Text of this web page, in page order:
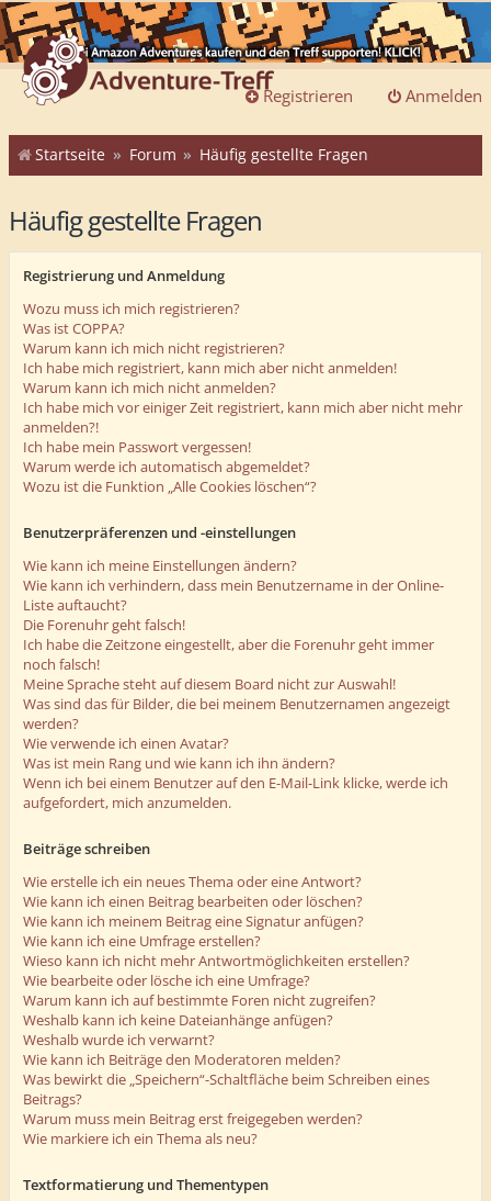
Anmelden
Registrieren
Startseite Forum Häufig gestellte Fragen
Häufig gestellte Fragen
Registrierung und Anmeldung
Wozu muss ich mich registrieren?
Was ist COPPA?
Warum kann ich mich nicht registrieren?
Ich habe mich registriert, kann mich aber nicht anmelden!
Warum kann ich mich nicht anmelden?
Ich habe mich vor einiger Zeit registriert, kann mich aber nicht mehr
anmelden?!
Ich habe mein Passwort vergessen!
Warum werde ich automatisch abgemeldet?
Wozu ist die Funktion „Alle Cookies löschen“?
Benutzerpräferenzen und -einstellungen
Wie kann ich meine Einstellungen ändern?
Wie kann ich verhindern, dass mein Benutzername in der Online-
Liste auftaucht?
Die Forenuhr geht falsch!
Ich habe die Zeitzone eingestellt, aber die Forenuhr geht immer
noch falsch!
Meine Sprache steht auf diesem Board nicht zur Auswahl!
Was sind das für Bilder, die bei meinem Benutzernamen angezeigt
werden?
Wie verwende ich einen Avatar?
Was ist mein Rang und wie kann ich ihn ändern?
Wenn ich bei einem Benutzer auf den E-Mail-Link klicke, werde ich
aufgefordert, mich anzumelden.
Beiträge schreiben
Wie erstelle ich ein neues Thema oder eine Antwort?
Wie kann ich einen Beitrag bearbeiten oder löschen?
Wie kann ich meinem Beitrag eine Signatur anfügen?
Wie kann ich eine Umfrage erstellen?
Wieso kann ich nicht mehr Antwortmöglichkeiten erstellen?
Wie bearbeite oder lösche ich eine Umfrage?
Warum kann ich auf bestimmte Foren nicht zugreifen?
Weshalb kann ich keine Dateianhänge anfügen?
Weshalb wurde ich verwarnt?
Wie kann ich Beiträge den Moderatoren melden?
Was bewirkt die „Speichern“-Schaltfläche beim Schreiben eines
Beitrags?
Warum muss mein Beitrag erst freigegeben werden?
Wie markiere ich ein Thema als neu?
Textformatierung und Thementypen